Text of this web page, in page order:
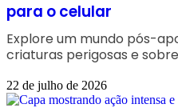
para o celular
Explore um mundo pós-
criaturas perigosas e
22 de julho de 2026